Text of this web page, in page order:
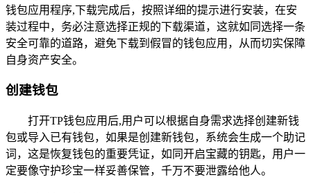
钱包应用程序,下载完成后，按照详细的提示进行安装，在安
装过程中，务必注意选择正规的下载渠道，这就如同选择一条
安全可靠的道路，避免下载到假冒的钱包应用，从而切实保障
自身资产安全。
创建钱包
打开TP钱包应用后,用户可以根据自身需求选择创建新钱
包或导入已有钱包，如果是创建新钱包，系统会生成一个助记
词，这是恢复钱包的重要凭证，如同开启宝藏的钥匙，用户一
定要像守护珍宝一样妥善保管，千万不要泄露给他人。